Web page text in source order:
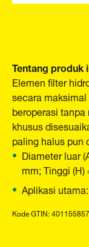
Tentang produk
Elemen filter
secara
beroperasi
khusus
paling halus pun
Diameter luar
mm; Tinggi
Aplikasi
Kode GTIN: